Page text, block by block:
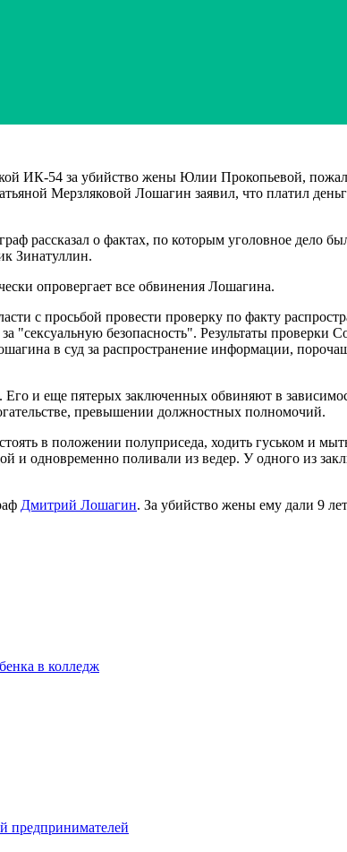
ИК-54 за убийство жены Юлии Прокопьевой,
Мерзляковой Лошагин заявил, что платил
рассказал о фактах, по которым уголовное дело
Зинатуллин.
опровергает все обвинения Лошагина.
с просьбой провести проверку по факту
"сексуальную безопасность". Результаты проверки
в суд за распространение информации,
Его и еще пятерых заключенных обвиняют в
превышении должностных полномочий.
в положении полуприседа, ходить гуськом и
и одновременно поливали из ведер. У одного из
Дмитрий Лошагин. За убийство жены ему дали 9
в колледж
предпринимателей